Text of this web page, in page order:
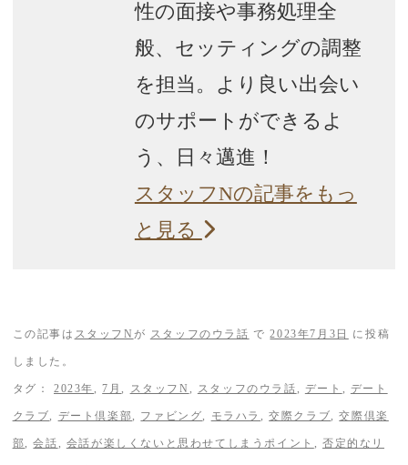
性の面接や事務処理全
般、セッティングの調整
を担当。より良い出会い
のサポートができるよ
う、日々邁進！
スタッフNの記事をもっ
と見る
この記事は スタッフN が スタッフのウラ話 で2023年7月3日 に投稿
しました。
タグ： 2023年,7月, スタッフN , スタッフのウラ話, デート , デート
クラブ, デート倶楽部, ファビング, モラハラ,交際クラブ,交際倶楽
部,会話, 会話が楽しくないと思わせてしまうポイント ,否定的なリ